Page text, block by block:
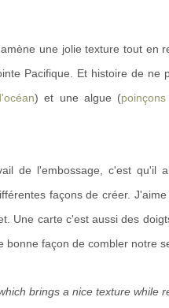
une jolie texture tout en
Pacifique. Et histoire de ne
) et une algue (
de l'embossage, c'est qu'il
façons de créer.
Une carte c'est aussi des
bonne façon de combler notre
brings a nice texture while